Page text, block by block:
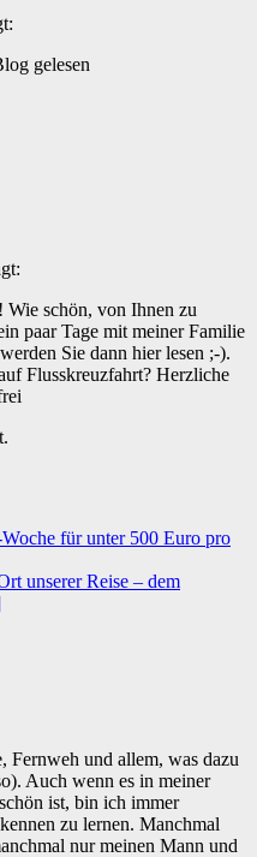
gelesen
schön, von Ihnen zu
paar Tage mit meiner Familie
Sie dann hier lesen ;-).
Flusskreuzfahrt? Herzliche
für unter 500 Euro pro
unserer Reise – dem
und allem, was dazu
Auch wenn es in meiner
ist, bin ich immer
zu lernen. Manchmal
nur meinen Mann und